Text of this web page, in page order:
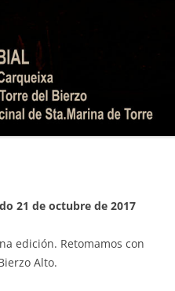
21 de octubre de 2017
edición. Retomamos con
Alto.